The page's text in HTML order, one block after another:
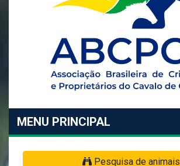
MENU PRINCIPAL
Pesquisa de animais